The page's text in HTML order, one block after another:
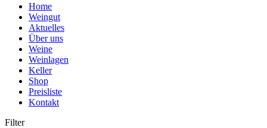
Home
Weingut
Aktuelles
Über uns
Weine
Weinlagen
Keller
Shop
Preisliste
Kontakt
Filter